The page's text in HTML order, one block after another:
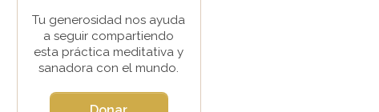
Tu generosidad nos ayuda
a seguir compartiendo
esta práctica meditativa y
sanadora con el mundo.